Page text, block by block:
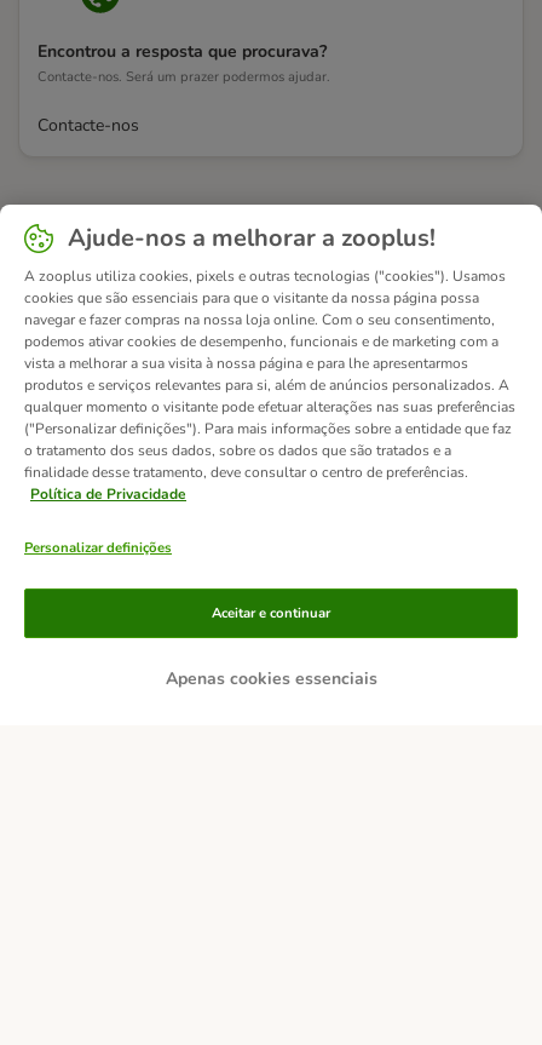
Encontrou a resposta que procurava?
Contacte-nos. Será um prazer podermos ajudar.
Contacte-nos
Ajude-nos a melhorar a zooplus!
A zooplus utiliza cookies, pixels e outras tecnologias ("cookies"). Usamos
cookies que são essenciais para que o visitante da nossa página possa
navegar e fazer compras na nossa loja online. Com o seu consentimento,
podemos ativar cookies de desempenho, funcionais e de marketing com a
vista a melhorar a sua visita à nossa página e para lhe apresentarmos
produtos e serviços relevantes para si, além de anúncios personalizados. A
qualquer momento o visitante pode efetuar alterações nas suas preferências
("Personalizar definições"). Para mais informações sobre a entidade que faz
o tratamento dos seus dados, sobre os dados que são tratados e a
finalidade desse tratamento, deve consultar o centro de preferências.
Política de Privacidade
Personalizar definições
Apenas cookies essenciais
Aceitar e continuar